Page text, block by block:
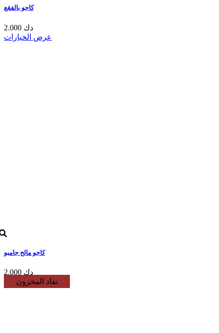
كاجو بالفقع
2.000 دك
عرض الخيارات
كاجو مالح جامبو
2.000 دك
نفاد المخزون